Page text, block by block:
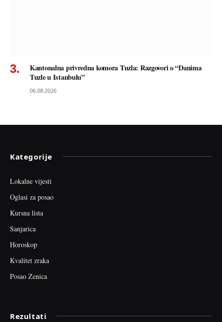
Kantonalna privredna komora Tuzla: Razgovori o “Danima
Tuzle u Istanbulu”
06.08.2026
Kategorije
Lokalne vijesti
Oglasi za posao
Kursna lista
Sanjarica
Horoskop
Kvalitet zraka
Posao Zenica
Rezultati